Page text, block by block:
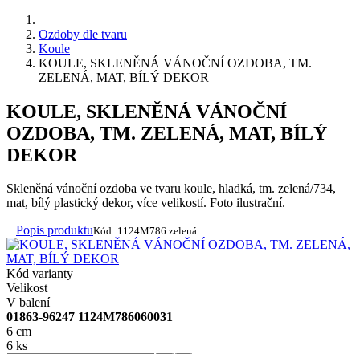
Ozdoby dle tvaru
Koule
KOULE, SKLENĚNÁ VÁNOČNÍ OZDOBA, TM.
ZELENÁ, MAT, BÍLÝ DEKOR
KOULE, SKLENĚNÁ VÁNOČNÍ
OZDOBA, TM. ZELENÁ, MAT, BÍLÝ
DEKOR
Skleněná vánoční ozdoba ve tvaru koule, hladká, tm. zelená/734,
mat, bílý plastický dekor, více velikostí. Foto ilustrační.
Popis produktuKód: 1124M786 zelená
Kód varianty
Velikost
V balení
01863-96247 1124M786060031
6 cm
6 ks